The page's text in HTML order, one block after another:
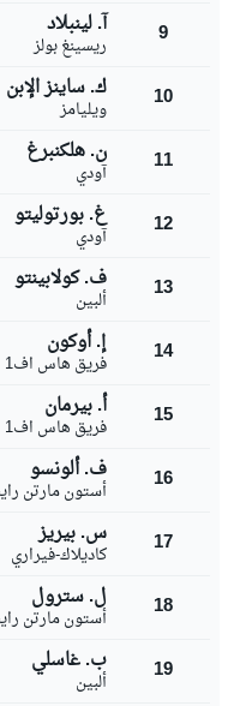
9 آ. لينبلاد
ريسينغ بولز
10 ك. ساينز الإبن
ويليامز
11 ن. هلكنبرغ
آودي
12 غ. بورتوليتو
آودي
13 ف. كولابينتو
ألبين
14 إ. أوكون
فريق هاس اف1
15 أ. بيرمان
فريق هاس اف1
16 ف. ألونسو
أستون مارتن
17 س. بيريز
كاديلاك-فيراري
18 ل. سترول
أستون مارتن
19 ب. غاسلي
ألبين